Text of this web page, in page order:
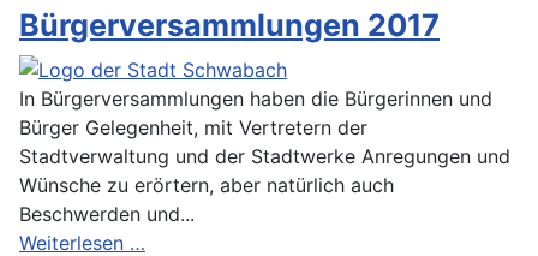
Bürgerversammlungen 2017
In Bürgerversammlungen haben die Bürgerinnen und
Bürger Gelegenheit, mit Vertretern der
Stadtverwaltung und der Stadtwerke Anregungen und
Wünsche zu erörtern, aber natürlich auch
Beschwerden und...
Weiterlesen …